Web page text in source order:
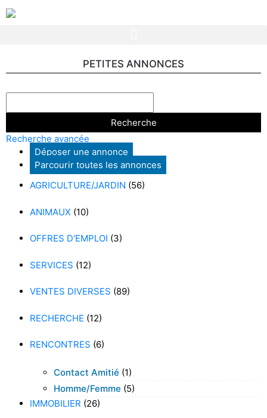
PETITES ANNONCES
Recherche avancée
Déposer une annonce
Parcourir toutes les annonces
AGRICULTURE/JARDIN (56)
ANIMAUX (10)
OFFRES D'EMPLOI (3)
SERVICES (12)
VENTES DIVERSES (89)
RECHERCHE (12)
RENCONTRES (6)
Contact Amitié (1)
Homme/femme (5)
IMMOBILIER (26)